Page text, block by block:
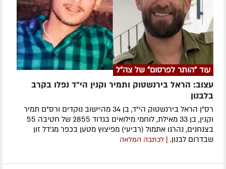
עוד "הותר לפרסום" של צה"ל
עצוב: הראל בירנשטוק ותמיר וקנין הי"ד נפלו בקרב
בלבנון
רס"ן הראל בירנשטוק הי"ד, בן 34 מהיישוב נוקדים ורס"ם תמיר
וקנין, בן 33 מאילת, לוחמי מילואים בגדוד 2855 של חטיבה 55
בצנחנים, נהרגו אתמול (רביעי) מפיצוץ מטען בכפר מג'דל זון
שבדרום לבנון. | לכתבה המלאה